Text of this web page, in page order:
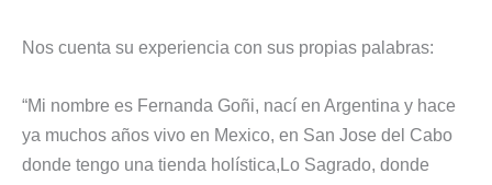
Nos cuenta su experiencia con sus propias palabras:
“Mi nombre es Fernanda Goñi, nací en Argentina y hace
ya muchos años vivo en Mexico, en San Jose del Cabo
donde tengo una tienda holística,Lo Sagrado, donde